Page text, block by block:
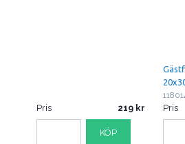
Pris 219
KÖP
Pris